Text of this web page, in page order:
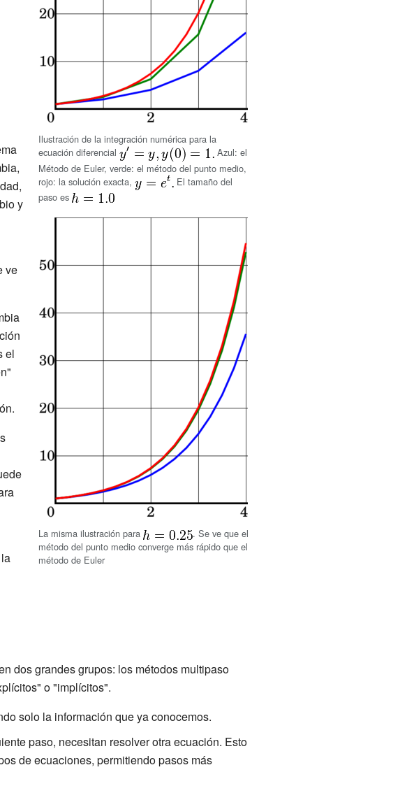
Ilustración de la integración numérica para la
ecuación diferencial
Azul: el
Método de Euler, verde: el método del punto medio,
rojo: la solución exacta,
El tamaño del
paso es
La misma ilustración para
. Se ve que el
método del punto medio converge más rápido que el
método de Euler
y
ve
el
dos grandes grupos: los métodos multipaso
o "implícitos".
solo la información que ya conocemos.
paso, necesitan resolver otra ecuación. Esto
de ecuaciones, permitiendo pasos más